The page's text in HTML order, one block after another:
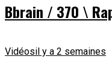
Bbrain / 370 \
Vidéosil y a 2 semaines